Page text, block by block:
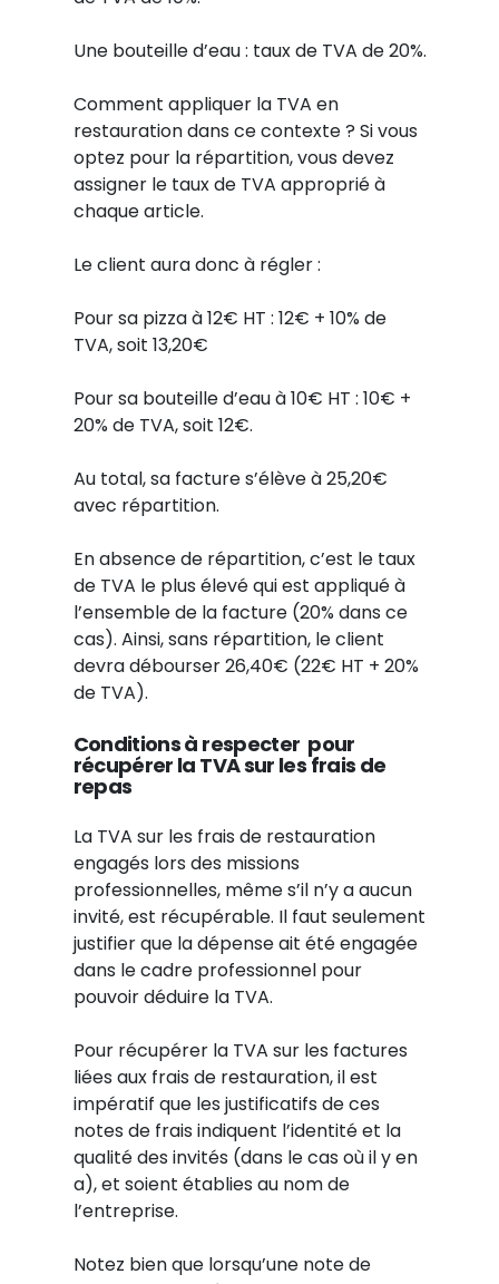
Une bouteille d’eau : taux de TVA de 20%.
Comment appliquer la TVA en
restauration dans ce contexte ? Si vous
optez pour la répartition, vous devez
assigner le taux de TVA approprié à
chaque article.
Le client aura donc à régler :
Pour sa pizza à 12€ HT : 12€ + 10% de
TVA, soit 13,20€
Pour sa bouteille d’eau à 10€ HT : 10€ +
20% de TVA, soit 12€.
Au total, sa facture s’élève à 25,20€
avec répartition.
En absence de répartition, c’est le taux
de TVA le plus élevé qui est appliqué à
l’ensemble de la facture (20% dans ce
cas). Ainsi, sans répartition, le client
devra débourser 26,40€ (22€ HT + 20%
de TVA).
Conditions à respecter pour
récupérer la TVA sur les frais de
repas
La TVA sur les frais de restauration
engagés lors des missions
professionnelles, même s’il n’y a aucun
invité, est récupérable. Il faut seulement
justifier que la dépense ait été engagée
dans le cadre professionnel pour
pouvoir déduire la TVA.
Pour récupérer la TVA sur les factures
liées aux frais de restauration, il est
impératif que les justificatifs de ces
notes de frais indiquent l’identité et la
qualité des invités (dans le cas où il y en
a), et soient établies au nom de
l’entreprise.
Notez bien que lorsqu’une note de